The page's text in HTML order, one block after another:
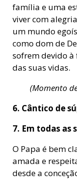
família e uma
viver com
um mundo
como dom de
sofrem devido à
das suas vidas.
(Momento
6. Cântico de
7. Em todas as
O Papa é bem
amada e
desde a